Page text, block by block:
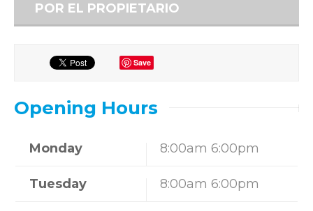
POR EL PROPIETARIO
Save
Opening Hours
Monday 8:00am 6:00pm
Tuesday 8:00am 6:00pm